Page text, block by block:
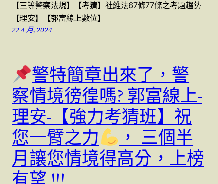
【三等警察法規】【考猜】社維法67條77條之考題趨勢
【理安】【郭富線上數位】
22 4 月, 2024
警特簡章出來了，警
察情境徬徨嗎? 郭富線上-
理安-【強力考猜班】祝
您一臂之力
， 三個半
月讓您情境得高分，上榜